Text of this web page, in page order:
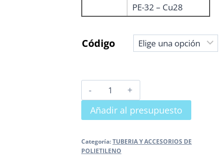
PE-32 – Cu28
Código
CASQUILLO
PARA
VÁLVULA
cantidad
Añadir al presupuesto
Categoría:TUBERIA Y ACCESORIOS DE
POLIETILENO